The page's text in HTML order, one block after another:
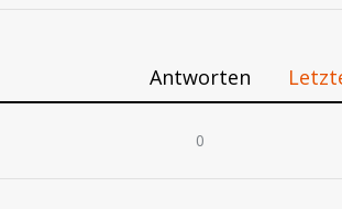
Antworten
0